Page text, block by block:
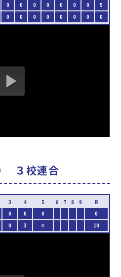
0 0 0 0 0 0 0
5
0 0 0 0 0 0 0 0
３校連合
0 0 0
0
0 3 × 10